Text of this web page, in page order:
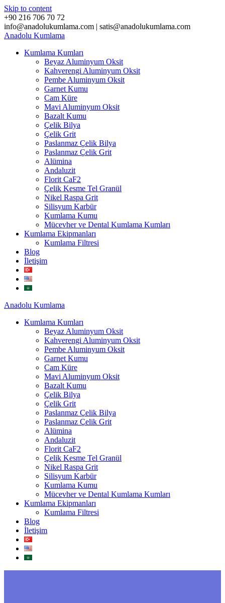
Skip to content
+90 216 706 70 72
info@anadolukumlama.com | satis@anadolukumlama.com
Anadolu Kumlama
Kumlama Kumları
Beyaz Aluminyum Oksit
Kahverengi Aluminyum Oksit
Pembe Aluminyum Oksit
Garnet Kumu
Cam Küre
Mavi Aluminyum Oksit
Bazalt Kumu
Çelik Bilya
Çelik Grit
Paslanmaz Çelik Bilya
Paslanmaz Çelik Grit
Alümina
Andaluzit
Florit CaF2
Çelik Kesme Tel Granül
Nikel Raspa Grit
Silisyum Karbür
Kumlama Kumu
Mücevher ve Dental Kumlama Kumları
Kumlama Ekipmanları
Kumlama Filtresi
Blog
İletişim
Anadolu Kumlama
Kumlama Kumları
Beyaz Aluminyum Oksit
Kahverengi Aluminyum Oksit
Pembe Aluminyum Oksit
Garnet Kumu
Cam Küre
Mavi Aluminyum Oksit
Bazalt Kumu
Çelik Bilya
Çelik Grit
Paslanmaz Çelik Bilya
Paslanmaz Çelik Grit
Alümina
Andaluzit
Florit CaF2
Çelik Kesme Tel Granül
Nikel Raspa Grit
Silisyum Karbür
Kumlama Kumu
Mücevher ve Dental Kumlama Kumları
Kumlama Ekipmanları
Kumlama Filtresi
Blog
İletişim